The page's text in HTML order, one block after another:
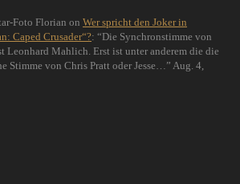
Florian on Wer spricht den Joker in
Caped Crusader“?: “Die Synchronstimme von
Leonhard Mahlich. Erst ist unter anderem die die
Stimme von Chris Pratt oder Jesse… ” Aug. 4,